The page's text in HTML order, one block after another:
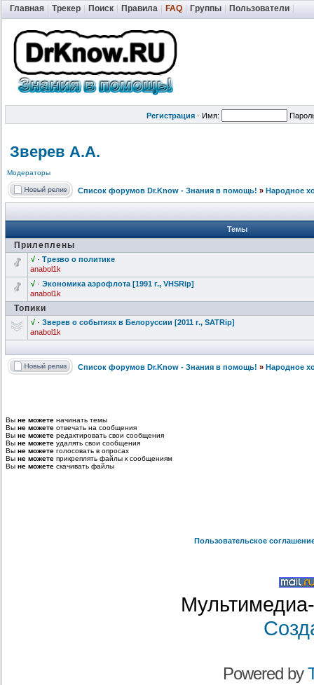
Главная Трекер Поиск Правила FAQ Группы Пользователи
Регистрация · Имя:
Зверев А.А.
Модераторы
Список форумов Dr.Know - Знания в помощь! » Народное
Темы
Прилеплены
√ · Трезво о политике
anabol1k
√ · Экономика аэрофлота [1991 г., VHSRip]
anabol1k
Топики
√ · Зверев о событиях в Белоруссии [2011 г., SATRip]
anabol1k
Список форумов Dr.Know - Знания в помощь! » Народное
Вы не можете начинать темы
Вы не можете отвечать на сообщения
Вы не можете редактировать свои сообщения
Вы не можете удалять свои сообщения
Вы не можете голосовать в опросах
Вы не можете прикреплять файлы к сообщениям
Вы не можете скачивать файлы
Пользовательское
Powered by